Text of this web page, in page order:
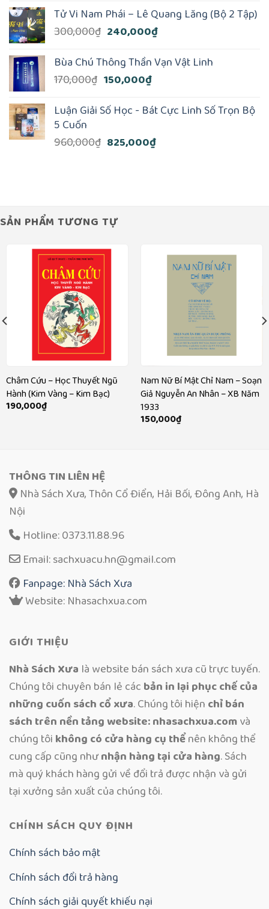
là:
210,000₫.
tại
là:
Tử Vi Nam Phái – Lê Quang Lăng (Bộ 2 Tập)
300,000₫ Giá
là:
300,000₫.
240,000₫Giá
tại
Bùa Chú Thông Thần Vạn Vật Linh
170,000₫ Giá
là:
150,000₫Giá
tại
150,000₫.
Luận Giải Số Học - Bát Cực Linh Số Trọn Bộ
5 Cuốn
960,000₫ Giá
825,000₫Giá
SẢN PHẨM TƯƠNG TỰ
Châm Cứu – Học Thuyết Ngũ
Hành (Kim Vàng – Kim Bạc)
190,000₫
Nam Nữ Bí Mật Chỉ Nam – Soạn
Giả Nguyễn An Nhân – XB Năm
1933
150,000₫
THÔNG TIN LIÊN HỆ
Nhà Sách Xưa, Thôn Cổ Điển, Hải Bối, Đông Anh, Hà
Nội
Hotline: 0373.11.88.96
Email: sachxuacu.hn@gmail.com
Fanpage: Nhà Sách Xưa
Website: Nhasachxua.com
GIỚI THIỆU
Nhà Sách Xưa là website bán sách xưa cũ trực tuyến.
Chúng tôi chuyên bán lẻ các bản in lại phục chế của
những cuốn sách cổ xưa. Chúng tôi hiện chỉ bán
sách trên nền tảng website: nhasachxua.comvà
chúng tôi không có cửa hàng cụ thểnên không thể
cung cấp cũng nhưnhận hàng tại cửa hàng. Sách
mà quý khách hàng gửi về đổi trả được nhận và gửi
tại xưởng sản xuất của chúng tôi.
CHÍNH SÁCH QUY ĐỊNH
Chính sách bảo mật
Chính sách đổi trả hàng
Chính sách giải quyết khiếu nại